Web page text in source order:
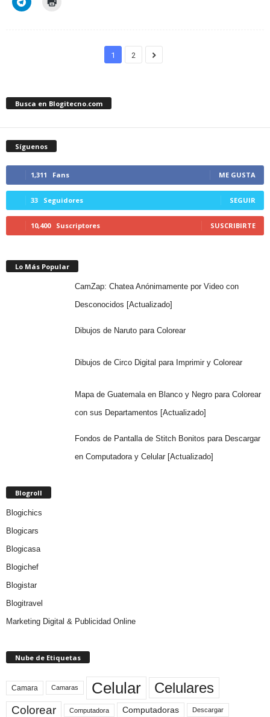
1 2
Busca en Blogitecno.com
Síguenos
1,311 Fans ME GUSTA
33 Seguidores SEGUIR
10,400 Suscriptores SUSCRIBIRTE
Lo Más Popular
CamZap: Chatea Anónimamente por Video con
Desconocidos [Actualizado]
Dibujos de Naruto para Colorear
Dibujos de Circo Digital para Imprimir y Colorear
Mapa de Guatemala en Blanco y Negro para Colorear
con sus Departamentos [Actualizado]
Fondos de Pantalla de Stitch Bonitos para Descargar
en Computadora y Celular [Actualizado]
Blogroll
Blogichics
Blogicars
Blogicasa
Blogichef
Blogistar
Blogitravel
Marketing Digital & Publicidad Online
Nube de Etiquetas
Camara Camaras Celular Celulares
Colorear Computadora Computadoras Descargar